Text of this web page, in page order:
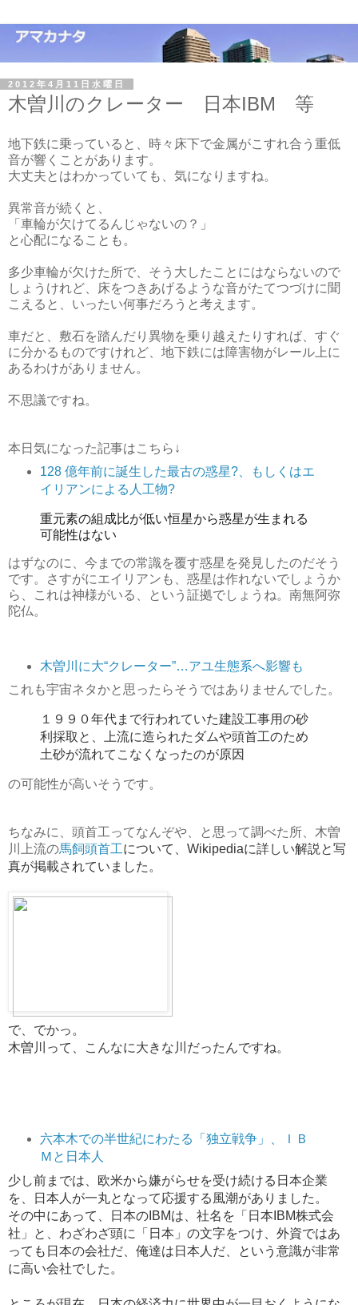
2012年4月11日水曜日
木曽川のクレーター 日本IBM 等
地下鉄に乗っていると、時々床下で金属がこすれ合う重低
音が響くことがあります。
大丈夫とはわかっていても、気になりますね。
異常音が続くと、
「車輪が欠けてるんじゃないの？」
と心配になることも。
多少車輪が欠けた所で、そう大したことにはならないので
しょうけれど、床をつきあげるような音がたてつづけに聞
こえると、いったい何事だろうと考えます。
車だと、敷石を踏んだり異物を乗り越えたりすれば、すぐ
に分かるものですけれど、地下鉄には障害物がレール上に
あるわけがありません。
不思議ですね。
本日気になった記事はこちら↓
128 億年前に誕生した最古の惑星?、もしくはエ
イリアンによる人工物?
重元素の組成比が低い恒星から惑星が生まれる
可能性はない
はずなのに、今までの常識を覆す惑星を発見したのだそう
です。さすがにエイリアンも、惑星は作れないでしょうか
ら、これは神様がいる、という証拠でしょうね。南無阿弥
陀仏。
木曽川に大“クレーター”…アユ生態系へ影響も
これも宇宙ネタかと思ったらそうではありませんでした。
１９９０年代まで行われていた建設工事用の砂
利採取と、上流に造られたダムや頭首工のため
土砂が流れてこなくなったのが原因
の可能性が高いそうです。
ちなみに、頭首工ってなんぞや、と思って調べた所、木曽
川上流の馬飼頭首工について、Wikipediaに詳しい解説と写
真が掲載されていました。
で、でかっ。
木曽川って、こんなに大きな川だったんですね。
六本木での半世紀にわたる「独立戦争」、ＩＢ
Ｍと日本人
少し前までは、欧米から嫌がらせを受け続ける日本企業
を、日本人が一丸となって応援する風潮がありました。
その中にあって、日本のIBMは、社名を「日本IBM株式会
社」と、わざわざ頭に「日本」の文字をつけ、外資ではあ
っても日本の会社だ、俺達は日本人だ、という意識が非常
に高い会社でした。